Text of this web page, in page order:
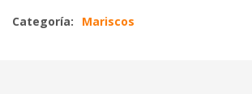
Categoría: Mariscos